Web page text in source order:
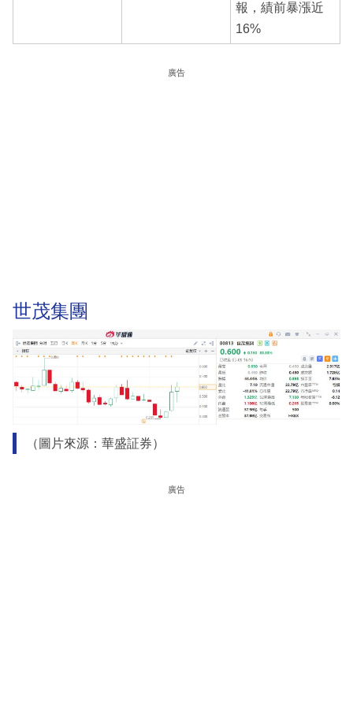
報，績前暴漲近
16%
廣告
世茂集團
（圖片來源：華盛証券）
廣告